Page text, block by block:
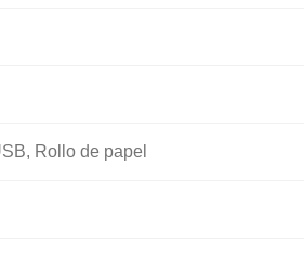
Rollo de papel